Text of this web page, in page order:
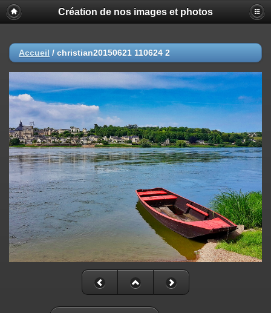
Création de nos images et photos
Accueil / christian20150621 110624 2